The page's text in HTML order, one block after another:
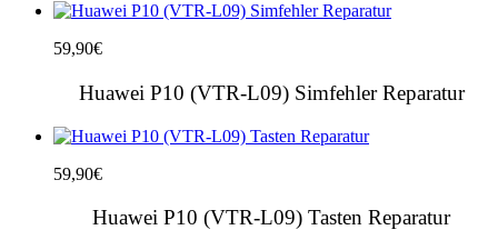
59,90€
Huawei P10 (VTR-L09) Simfehler Reparatur
59,90€
Huawei P10 (VTR-L09) Tasten Reparatur